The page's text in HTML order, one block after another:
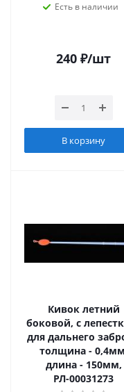
Есть в наличии
240 ₽/шт
В корзину
Кивок летний
боковой, с
для дальнего
толщина -
длина - 150мм,
РЛ-00031273